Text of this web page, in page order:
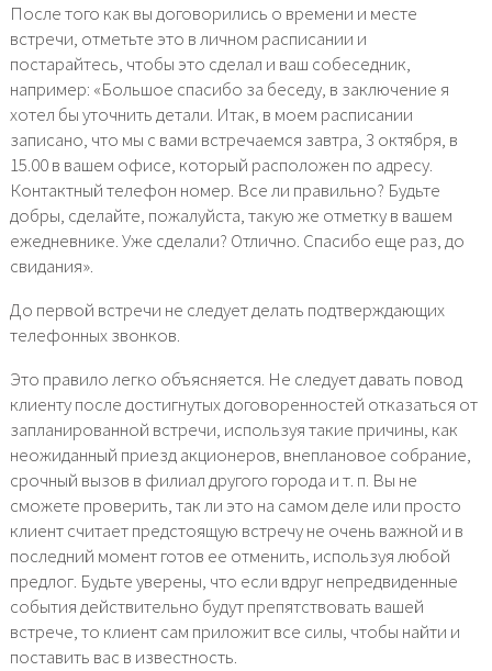
После того как вы договорились о времени и месте
встречи, отметьте это в личном расписании и
постарайтесь, чтобы это сделал и ваш собеседник,
например: «Большое спасибо за беседу, в заключение я
хотел бы уточнить детали. Итак, в моем расписании
записано, что мы с вами встречаемся завтра, 3 октября, в
15.00 в вашем офисе, который расположен по адресу.
Контактный телефон номер. Все ли правильно? Будьте
добры, сделайте, пожалуйста, такую же отметку в вашем
ежедневнике. Уже сделали? Отлично. Спасибо еще раз, до
свидания».
До первой встречи не следует делать подтверждающих
телефонных звонков.
Это правило легко объясняется. Не следует давать повод
клиенту после достигнутых договоренностей отказаться от
запланированной встречи, используя такие причины, как
неожиданный приезд акционеров, внеплановое собрание,
срочный вызов в филиал другого города и т. п. Вы не
сможете проверить, так ли это на самом деле или просто
клиент считает предстоящую встречу не очень важной и в
последний момент готов ее отменить, используя любой
предлог. Будьте уверены, что если вдруг непредвиденные
события действительно будут препятствовать вашей
встрече, то клиент сам приложит все силы, чтобы найти и
поставить вас в известность.